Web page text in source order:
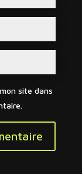
site dans